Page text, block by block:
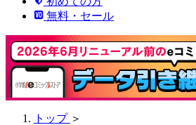
無料・セール
トップ ＞